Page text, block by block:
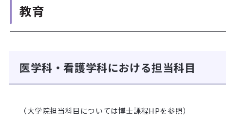
教育
医学科・看護学科における担当科目
（大学院担当科目については博士課程HPを参照）